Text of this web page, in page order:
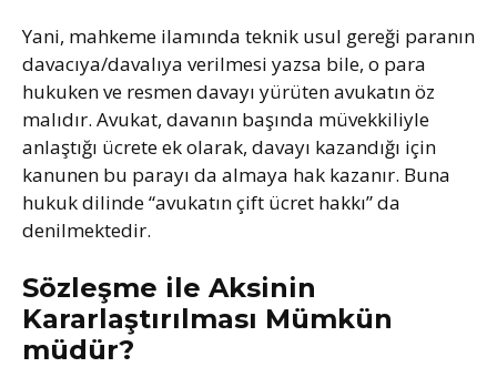
Yani, mahkeme ilamında teknik usul gereği paranın
davacıya/davalıya verilmesi yazsa bile, o para
hukuken ve resmen davayı yürüten avukatın öz
malıdır. Avukat, davanın başında müvekkiliyle
anlaştığı ücrete ek olarak, davayı kazandığı için
kanunen bu parayı da almaya hak kazanır. Buna
hukuk dilinde “avukatın çift ücret hakkı” da
denilmektedir.
Sözleşme ile Aksinin
Kararlaştırılması Mümkün
müdür?